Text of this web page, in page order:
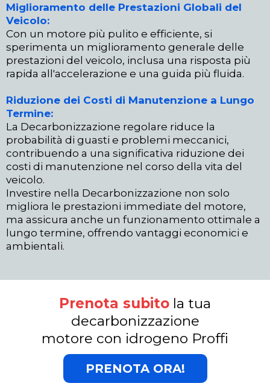
Miglioramento delle Prestazioni Globali del
Veicolo:
Con un motore più pulito e efficiente, si
sperimenta un miglioramento generale delle
prestazioni del veicolo, inclusa una risposta più
rapida all'accelerazione e una guida più fluida.
Riduzione dei Costi di Manutenzione a Lungo
Termine:
La Decarbonizzazione regolare riduce la
probabilità di guasti e problemi meccanici,
contribuendo a una significativa riduzione dei
costi di manutenzione nel corso della vita del
veicolo.
Investire nella Decarbonizzazione non solo
migliora le prestazioni immediate del motore,
ma assicura anche un funzionamento ottimale a
lungo termine, offrendo vantaggi economici e
ambientali.
Prenota subito la tua
decarbonizzazione
motore con idrogeno Proffi
PRENOTA ORA!